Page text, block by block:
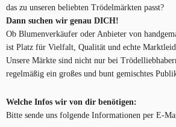
das zu unseren beliebten Trödelmärkten passt?
Dann suchen wir genau DICH!
Ob Blumenverkäufer oder Anbieter von
ist Platz für Vielfalt, Qualität und echte
Unsere Märkte sind nicht nur bei
regelmäßig ein großes und bunt gemischtes
Welche Infos wir von dir benötigen:
Bitte sende uns folgende Informationen per E-